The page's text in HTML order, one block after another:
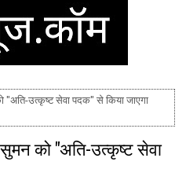
"अति-उत्कृष्ट सेवा पदक" से किया जाएगा
को "अति-उत्कृष्ट सेवा